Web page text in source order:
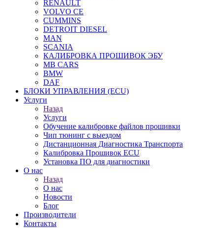
RENAULT
VOLVO CE
CUMMINS
DETROIT DIESEL
MAN
SCANIA
КАЛИБРОВКА ПРОШИВОК ЭБУ
MB CARS
BMW
DAF
БЛОКИ УПРАВЛЕНИЯ (ECU)
Услуги
Назад
Услуги
Обучение калибровке файлов прошивки
Чип тюнинг с выездом
Дистанционная Диагностика Транспорта
Калибровка Прошивок ECU
Установка ПО для диагностики
О нас
Назад
О нас
Новости
Блог
Производители
Контакты